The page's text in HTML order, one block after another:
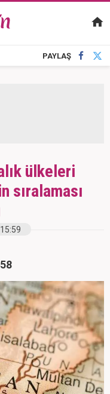
PAYLAŞ
ülkeleri
sıralaması
15:59